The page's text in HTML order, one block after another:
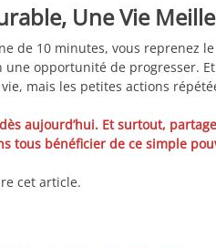
Une Vie
de 10 minutes, vous reprenez
opportunité de progresser.
mais les petites actions
aujourd’hui. Et surtout,
tous bénéficier de ce simple
cet article.